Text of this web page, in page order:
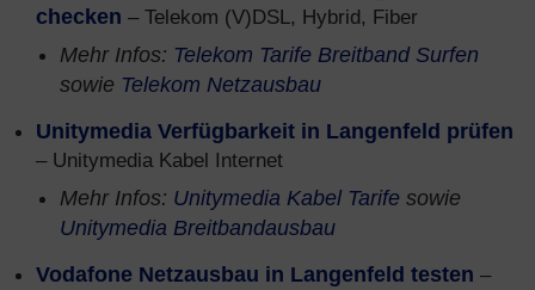
checken – Telekom (V)DSL, Hybrid, Fiber
Mehr Infos: Telekom Tarife Breitband Surfen
sowie Telekom Netzausbau
Unitymedia Verfügbarkeit in Langenfeld prüfen
– Unitymedia Kabel Internet
Mehr Infos: Unitymedia Kabel Tarife sowie
Unitymedia Breitbandausbau
Vodafone Netzausbau in Langenfeld testen –